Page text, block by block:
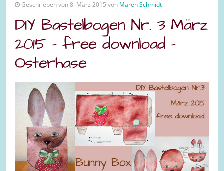
Geschrieben von 8. März 2015 von Maren Schmidt
DIY Bastelbogen Nr. 3 März
2015 – free download –
Osterhase